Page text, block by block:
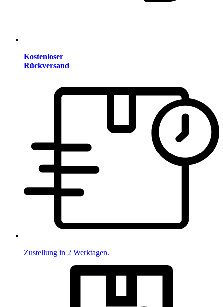
Kostenloser
Rückversand
Zustellung in 2 Werktagen.